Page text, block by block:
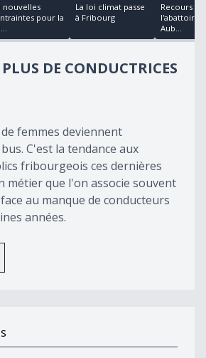
nouvelles
pour la
La loi climat passe
à Fribourg
Recours
l'abattoir
Aub...
DE CONDUCTRICES
femmes deviennent
C'est la tendance aux
fribourgeois ces dernières
métier que l'on associe souvent
au manque de conducteurs
années.